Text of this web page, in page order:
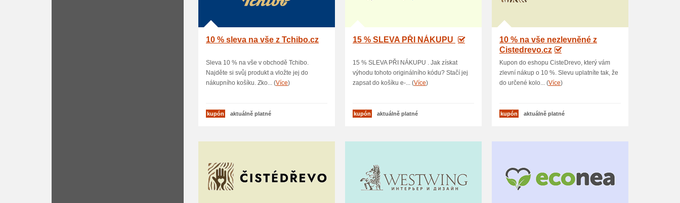
10 % sleva na vše z Tchibo.cz
Sleva 10 % na vše v obchodě Tchibo.
Najděte si svůj produkt a vložte jej do
nákupního košíku. Zko... (Více)
kupón aktuálně platné
15 % SLEVA PŘI NÁKUPU
15 % SLEVA PŘI NÁKUPU . Jak získat
výhodu tohoto originálního kódu? Stačí jej
zapsat do košíku e-... (Více)
kupón aktuálně platné
10 % na vše nezlevněné z
Cistedrevo.cz
Kupon do eshopu CisteDrevo, který vám
zlevní nákup o 10 %. Slevu uplatníte tak, že
do určené kolo... (Více)
kupón aktuálně platné